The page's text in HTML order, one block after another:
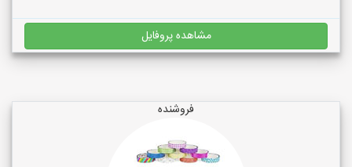
مشاهده پروفایل
فروشنده